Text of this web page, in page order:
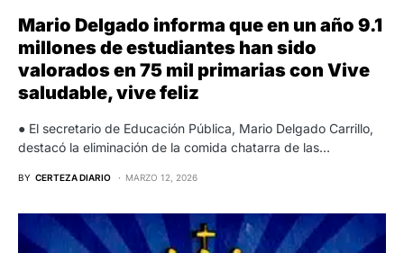
Mario Delgado informa que en un año 9.1
millones de estudiantes han sido
valorados en 75 mil primarias con Vive
saludable, vive feliz
● El secretario de Educación Pública, Mario Delgado Carrillo,
destacó la eliminación de la comida chatarra de las…
BY CERTEZA DIARIO MARZO 12, 2026